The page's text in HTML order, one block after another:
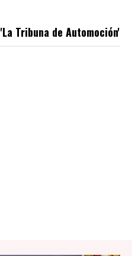
Tribuna de Automoción'